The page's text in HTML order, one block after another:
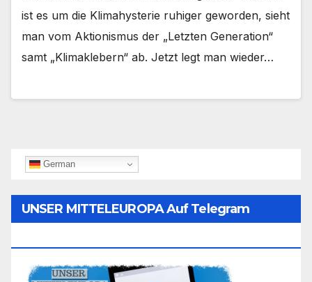
ist es um die Klimahysterie ruhiger geworden, sieht
man vom Aktionismus der „Letzten Generation“
samt „Klimaklebern“ ab. Jetzt legt man wieder…
German
UNSER MITTELEUROPA Auf Telegram